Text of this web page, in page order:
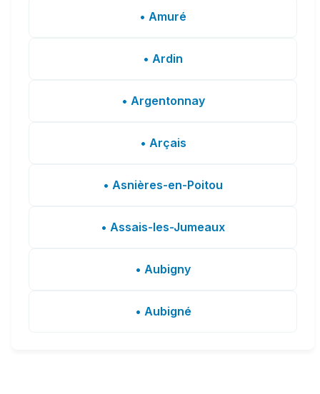
• Amuré
• Ardin
• Argentonnay
• Arçais
• Asnières-en-Poitou
• Assais-les-Jumeaux
• Aubigny
• Aubigné